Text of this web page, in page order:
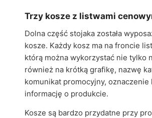
Trzy kosze z listwami
Dolna część stojaka została
kosze. Każdy kosz ma na froncie
którą można wykorzystać nie tylko
również na krótką grafikę, nazwę
komunikat promocyjny, oznaczenie
informację o produkcie.
Kosze są bardzo przydatne przy